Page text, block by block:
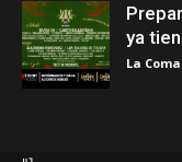
ya
La